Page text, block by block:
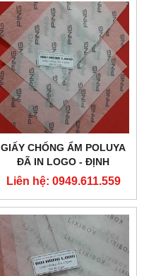
GIẤY CHỐNG ẨM POLUYA
ĐÃ IN LOGO - ĐỊNH
LƯỢNG 17G
Liên hệ: 0949.611.559